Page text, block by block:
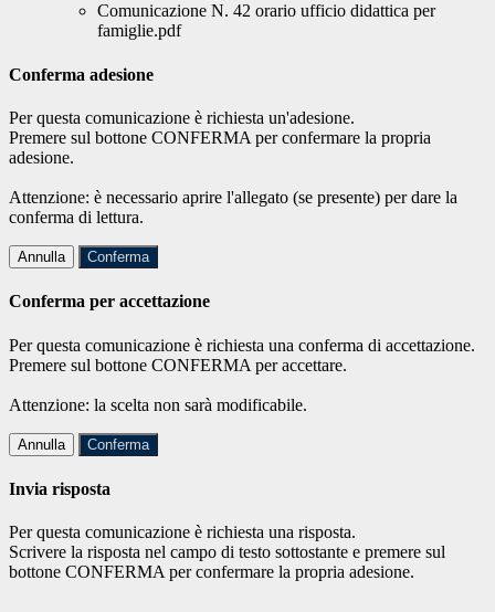
Comunicazione N. 42 orario ufficio didattica per
famiglie.pdf
Conferma adesione
Per questa comunicazione è richiesta un'adesione.
Premere sul bottone CONFERMA per confermare la propria
adesione.
Attenzione: è necessario aprire l'allegato (se presente) per dare la
conferma di lettura.
Annulla Conferma
Conferma per accettazione
Per questa comunicazione è richiesta una conferma di accettazione.
Premere sul bottone CONFERMA per accettare.
Attenzione: la scelta non sarà modificabile.
Annulla Conferma
Invia risposta
Per questa comunicazione è richiesta una risposta.
Scrivere la risposta nel campo di testo sottostante e premere sul
bottone CONFERMA per confermare la propria adesione.